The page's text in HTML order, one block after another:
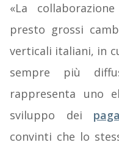
«La
presto grossi
verticali italiani, in
sempre più
rappresenta uno
sviluppo dei
convinti che lo